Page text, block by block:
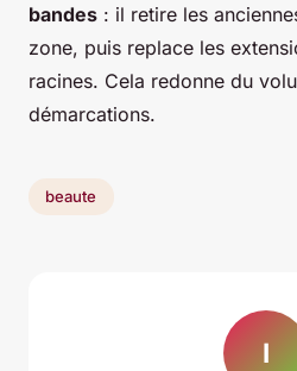
bandes : il retire les
zone, puis replace les
racines. Cela redonne du
démarcations.
beaute
I